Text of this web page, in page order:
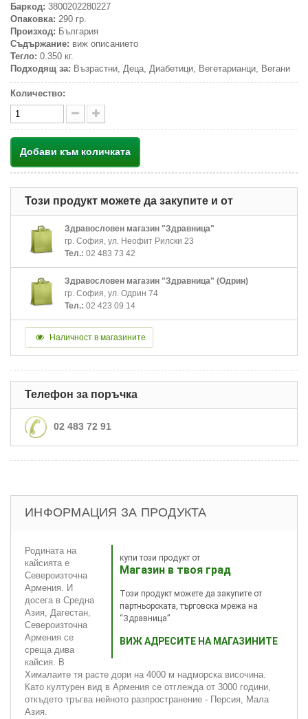
Баркод: 3800202280227
Опаковка: 290 гр.
Произход: България
Съдържание: виж описанието
Тегло: 0.350 кг.
Подходящ за: Възрастни, Деца, Диабетици, Вегетарианци, Вегани
Количество:
Добави към количката
Този продукт можете да закупите и от
Здравословен магазин "Здравница"
гр. София, ул. Неофит Рилски 23
Тел.: 02 483 73 42
Здравословен магазин "Здравница" (Одрин)
гр. София, ул. Одрин 74
Тел.: 02 423 09 14
Наличност в магазините
Телефон за поръчка
02 483 72 91
ИНФОРМАЦИЯ ЗА ПРОДУКТА
купи този продукт от
Магазин в твоя град
Този продукт можете да закупите от
партньорската, търговска мрежа на
“Здравница”
ВИЖ АДРЕСИТЕ НА МАГАЗИНИТЕ
Родината на
кайсията е
Североизточна
Армения. И
досега в Средна
Азия, Дагестан,
Североизточна
Армения се
среща дива
кайсия. В
Хималаите тя расте дори на 4000 м надморска височина.
Като културен вид в Армения се отглежда от 3000 години,
откъдето тръгва нейното разпространение - Персия, Мала
Азия.